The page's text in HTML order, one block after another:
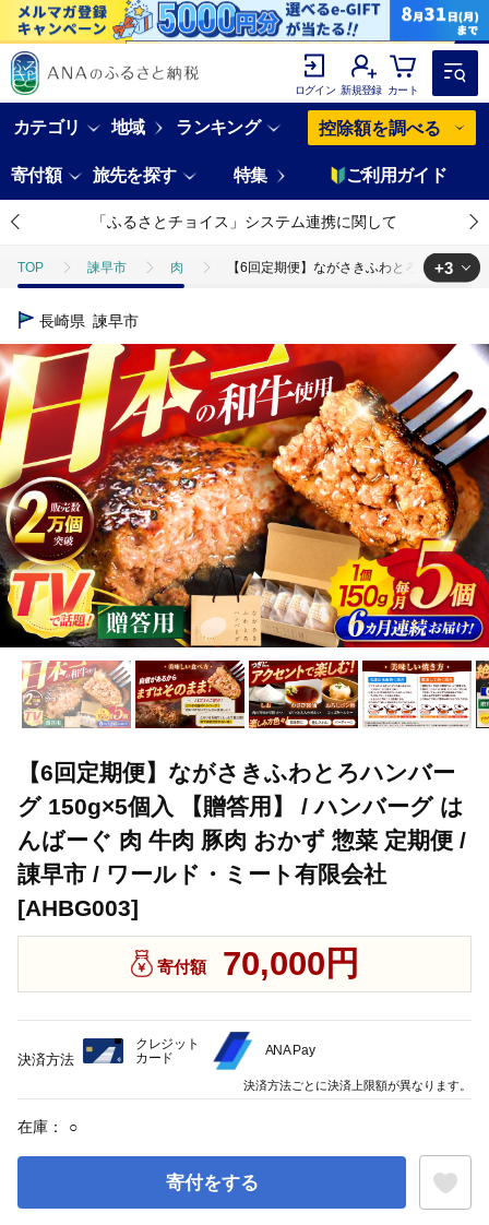
ログイン 新規登録 カート
カテゴリ 地域 ランキング 控除額を調べる
寄付額 旅先を探す 特集 ご利用ガイド
「ふるさとチョイス」システム連携に関して
TOP 諫早市 肉 【6回定期便】ながさきふわとろハンバー
TOP
TOP 肉 加工肉 【6回定期便】ながさきふわとろハンバー
TOP 肉 加工肉 ハンバーグ 【6回定期便】ながさき
+3
長崎県 諫早市
【6回定期便】ながさきふわとろハンバー
グ 150g×5個入 【贈答用】 / ハンバーグ は
んばーぐ 肉 牛肉 豚肉 おかず 惣菜 定期便 /
諌早市 / ワールド・ミート有限会社
[AHBG003]
寄付額 70,000円
在庫： ○
寄付をする
決済方法
クレジット
カード
ANA Pay
決済方法ごとに決済上限額が異なります。